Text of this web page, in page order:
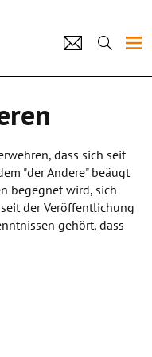
dass sich seit
"der Andere" beäugt
begegnet wird, sich
der Veröffentlichung
gehört, dass
mit speziellem
begegnen sich
wie zum